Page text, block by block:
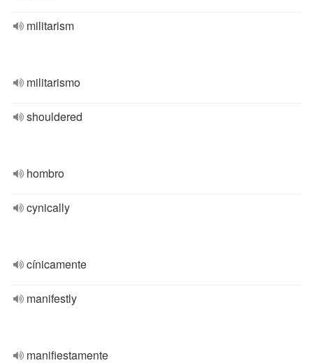
militarism
militarismo
shouldered
hombro
cynically
cínicamente
manifestly
manifiestamente